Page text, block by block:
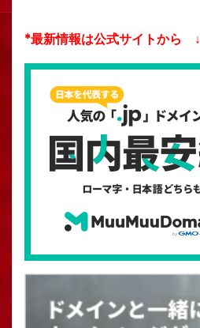
*最新情報は公式サイトから ↓